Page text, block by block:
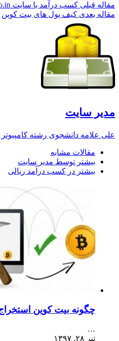
مقاله قبلی کسب درآمد با سایت freebitco.in
مقاله بعدی کیف پول های بیت کوین
مدیر سایت
علی علامه دانشجوی رشته
مقالات مشابه
بیشتر توسط مدیر سایت
بیشتر در کسب درآمد ریالی
چگونه بیت کوین
…
تیر ۲۸, ۱۳۹۷